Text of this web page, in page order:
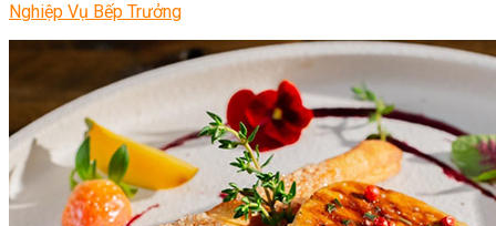
Nghiệp Vụ Bếp Trưởng